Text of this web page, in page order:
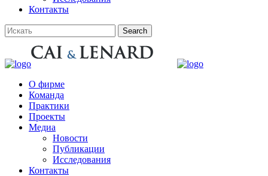
Контакты
О фирме
Команда
Практики
Проекты
Медиа
Новости
Публикации
Исследования
Контакты